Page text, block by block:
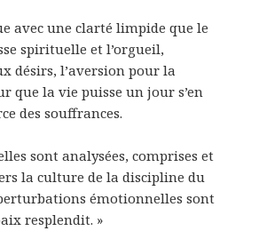
avec une clarté limpide que le
spirituelle et l’orgueil,
désirs, l’aversion pour la
que la vie puisse un jour s’en
des souffrances.
sont analysées, comprises et
la culture de la discipline du
émotionnelles sont
resplendit. »